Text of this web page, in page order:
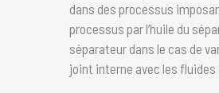
dans des processus
processus par l’huile du
séparateur dans le cas de
joint interne avec les